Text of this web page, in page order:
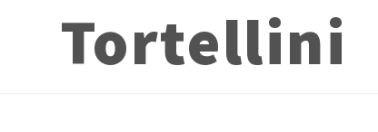
Tortellini